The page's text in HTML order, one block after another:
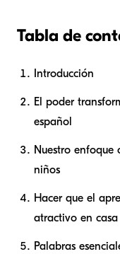
Tabla de
Introducción
El poder
español
Nuestro
niños
Hacer que el
atractivo en casa
Palabras